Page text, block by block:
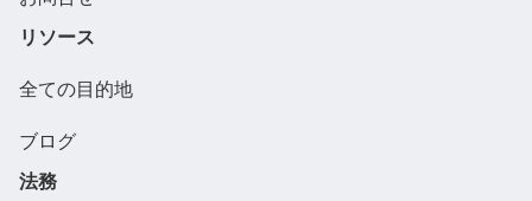
リソース
全ての目的地
ブログ
法務